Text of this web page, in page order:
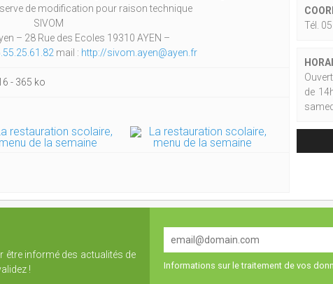
de modification pour raison technique
SIVOM
– 28 Rue des Ecoles 19310 AYEN –
mail : http://sivom.ayen@ayen.fr
- 365 ko
Tél.
de
être informé des actualités de
!
Informations sur le traitement de vos